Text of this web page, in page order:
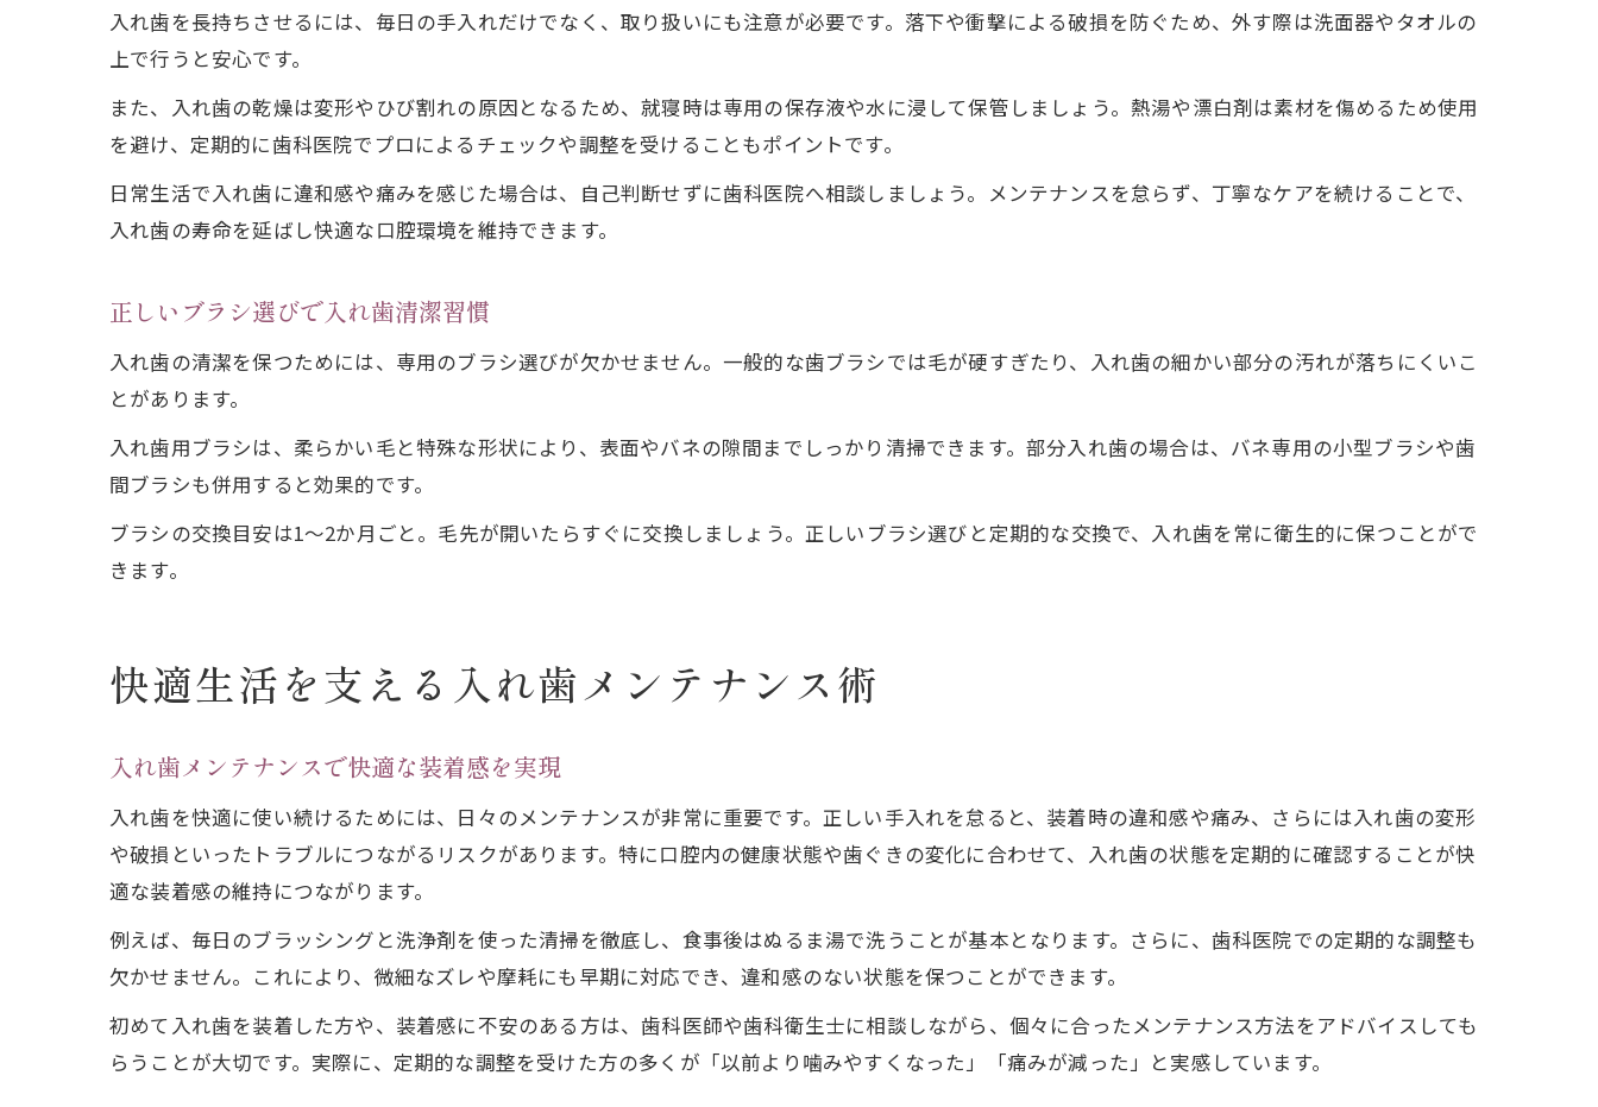
部分入れ歯メンテナンス頻度の考え方
入れ歯を長持ちさせるには、毎日の手入れだけでなく、取り扱いにも注意が必要です。落下や衝撃による破損を防ぐため、外す際は洗面器やタオルの
上で行うと安心です。
また、入れ歯の乾燥は変形やひび割れの原因となるため、就寝時は専用の保存液や水に浸して保管しましょう。熱湯や漂白剤は素材を傷めるため使用
を避け、定期的に歯科医院でプロによるチェックや調整を受けることもポイントです。
日常生活で入れ歯に違和感や痛みを感じた場合は、自己判断せずに歯科医院へ相談しましょう。メンテナンスを怠らず、丁寧なケアを続けることで、
入れ歯の寿命を延ばし快適な口腔環境を維持できます。
正しいブラシ選びで入れ歯清潔習慣
入れ歯の清潔を保つためには、専用のブラシ選びが欠かせません。一般的な歯ブラシでは毛が硬すぎたり、入れ歯の細かい部分の汚れが落ちにくいこ
とがあります。
入れ歯用ブラシは、柔らかい毛と特殊な形状により、表面やバネの隙間までしっかり清掃できます。部分入れ歯の場合は、バネ専用の小型ブラシや歯
間ブラシも併用すると効果的です。
ブラシの交換目安は1〜2か月ごと。毛先が開いたらすぐに交換しましょう。正しいブラシ選びと定期的な交換で、入れ歯を常に衛生的に保つことがで
きます。
快適生活を支える入れ歯メンテナンス術
入れ歯メンテナンスで快適な装着感を実現
入れ歯を快適に使い続けるためには、日々のメンテナンスが非常に重要です。正しい手入れを怠ると、装着時の違和感や痛み、さらには入れ歯の変形
や破損といったトラブルにつながるリスクがあります。特に口腔内の健康状態や歯ぐきの変化に合わせて、入れ歯の状態を定期的に確認することが快
適な装着感の維持につながります。
例えば、毎日のブラッシングと洗浄剤を使った清掃を徹底し、食事後はぬるま湯で洗うことが基本となります。さらに、歯科医院での定期的な調整も
欠かせません。これにより、微細なズレや摩耗にも早期に対応でき、違和感のない状態を保つことができます。
初めて入れ歯を装着した方や、装着感に不安のある方は、歯科医師や歯科衛生士に相談しながら、個々に合ったメンテナンス方法をアドバイスしても
らうことが大切です。実際に、定期的な調整を受けた方の多くが「以前より噛みやすくなった」「痛みが減った」と実感しています。